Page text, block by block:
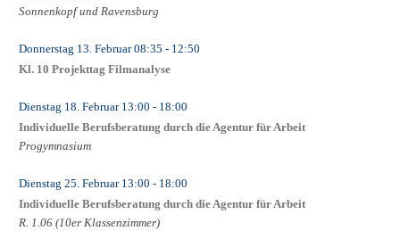
Sonnenkopf und Ravensburg
Donnerstag 13. Februar08:35 - 12:50
Kl. 10 Projekttag Filmanalyse
Dienstag 18. Februar13:00 - 18:00
Individuelle Berufsberatung durch die Agentur für Arbeit
Progymnasium
Dienstag 25. Februar13:00 - 18:00
Individuelle Berufsberatung durch die Agentur für Arbeit
R. 1.06 (10er Klassenzimmer)